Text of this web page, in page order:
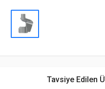
Tavsiye Edilen